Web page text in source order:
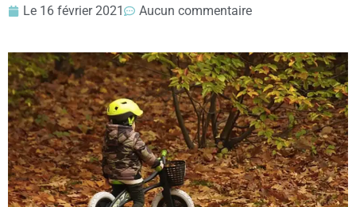
Le 16 février 2021 Aucun commentaire